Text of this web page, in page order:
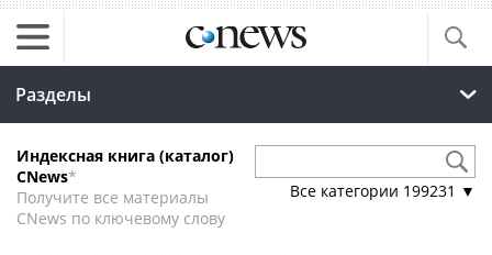
Разделы
Индексная книга (каталог)
CNews*
Получите все материалы
CNews по ключевому слову
Все категории 199231 ▼